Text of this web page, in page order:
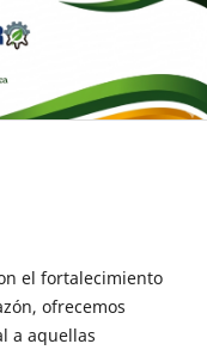
el fortalecimiento
ofrecemos
a aquellas